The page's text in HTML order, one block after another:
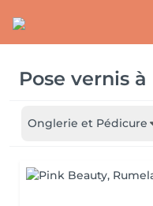
Pose vernis à
Onglerie et Pédicure